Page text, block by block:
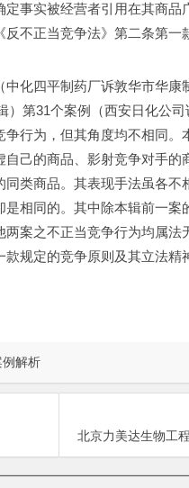
事实被经营者引用在其商品
不正当竞争法》第二条第一
四平制药厂诉敦华市华康
）第31个案例（西安日化公
行为，但其角度均不相同。
己的商品、影射竞争对手的
类商品。其表现手法虽各不
相同的。其中除本辑前一案
案之不正当竞争行为均属法
规定的竞争原则及其立法精
例解析
北京力美达生物工程有限公司诉